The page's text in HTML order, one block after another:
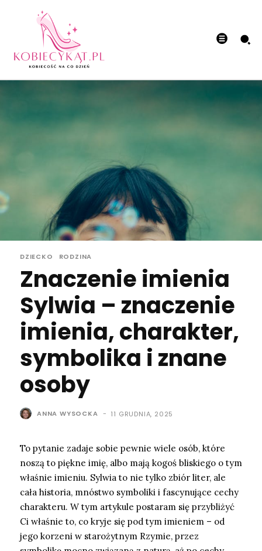
DZIECKO RODZINA
Znaczenie imienia
Sylwia – znaczenie
imienia, charakter,
symbolika i znane
osoby
ANNA WYSOCKA - 11 GRUDNIA, 2025
To pytanie zadaje sobie pewnie wiele osób, które
noszą to piękne imię, albo mają kogoś bliskiego o tym
właśnie imieniu. Sylwia to nie tylko zbiór liter, ale
cała historia, mnóstwo symboliki i fascynujące cechy
charakteru. W tym artykule postaram się przybliżyć
Ci właśnie to, co kryje się pod tym imieniem – od
jego korzeni w starożytnym Rzymie, przez